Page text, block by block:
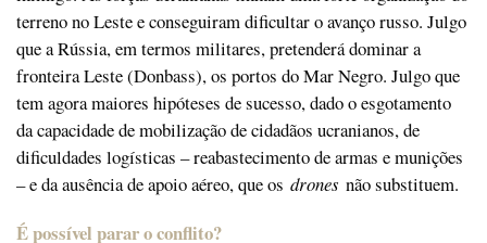
terreno no Leste e conseguiram dificultar o avanço russo. Julgo
que a Rússia, em termos militares, pretenderá dominar a
fronteira Leste (Donbass), os portos do Mar Negro. Julgo que
tem agora maiores hipóteses de sucesso, dado o esgotamento
da capacidade de mobilização de cidadãos ucranianos, de
dificuldades logísticas – reabastecimento de armas e munições
– e da ausência de apoio aéreo, que os drones não substituem.
É possível parar o conflito?